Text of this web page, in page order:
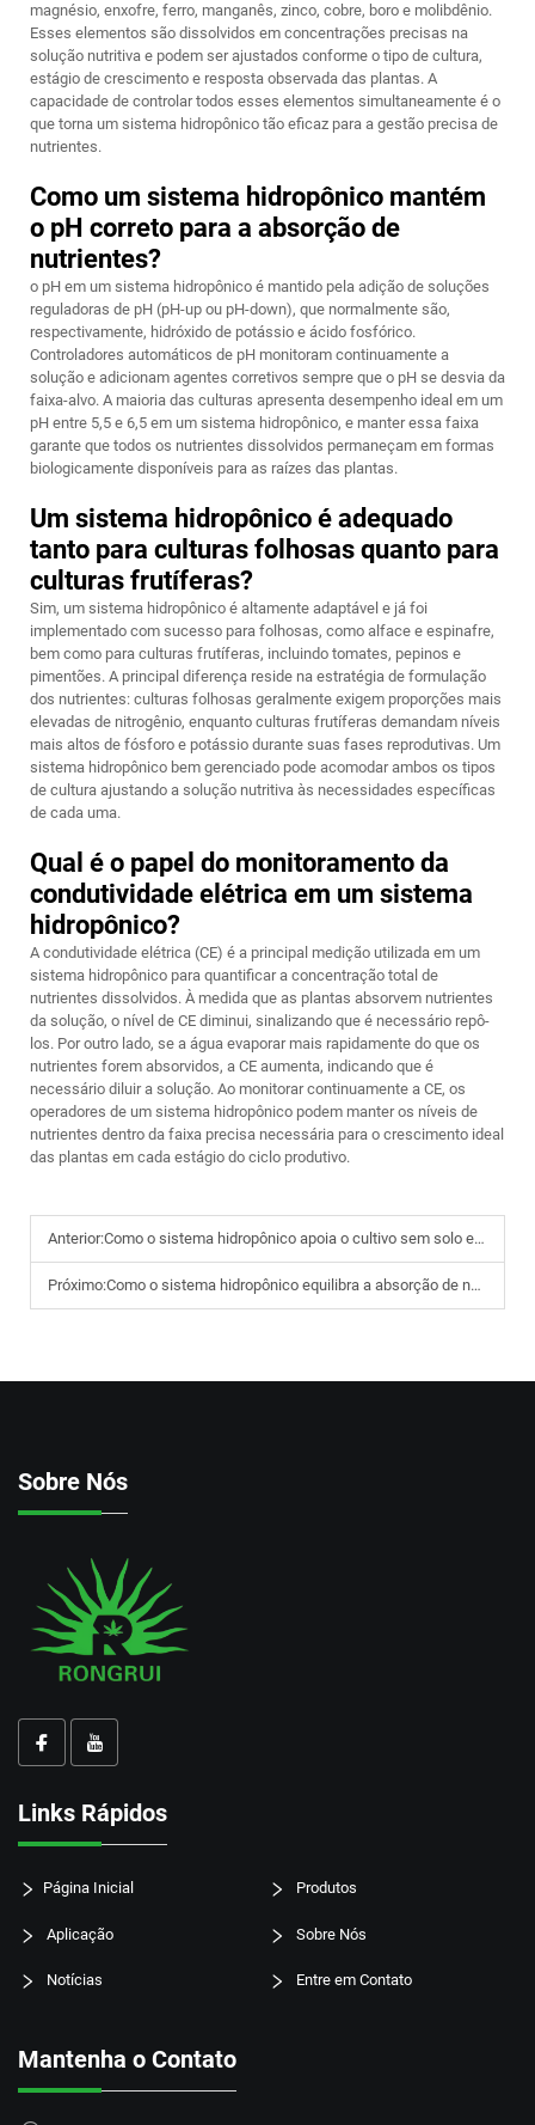
magnésio, enxofre, ferro, manganês, zinco, cobre, boro e molibdênio.
Esses elementos são dissolvidos em concentrações precisas na
solução nutritiva e podem ser ajustados conforme o tipo de cultura,
estágio de crescimento e resposta observada das plantas. A
capacidade de controlar todos esses elementos simultaneamente é o
que torna um sistema hidropônico tão eficaz para a gestão precisa de
nutrientes.
Como um sistema hidropônico mantém
o pH correto para a absorção de
nutrientes?
o pH em um sistema hidropônico é mantido pela adição de soluções
reguladoras de pH (pH-up ou pH-down), que normalmente são,
respectivamente, hidróxido de potássio e ácido fosfórico.
Controladores automáticos de pH monitoram continuamente a
solução e adicionam agentes corretivos sempre que o pH se desvia da
faixa-alvo. A maioria das culturas apresenta desempenho ideal em um
pH entre 5,5 e 6,5 em um sistema hidropônico, e manter essa faixa
garante que todos os nutrientes dissolvidos permaneçam em formas
biologicamente disponíveis para as raízes das plantas.
Um sistema hidropônico é adequado
tanto para culturas folhosas quanto para
culturas frutíferas?
Sim, um sistema hidropônico é altamente adaptável e já foi
implementado com sucesso para folhosas, como alface e espinafre,
bem como para culturas frutíferas, incluindo tomates, pepinos e
pimentões. A principal diferença reside na estratégia de formulação
dos nutrientes: culturas folhosas geralmente exigem proporções mais
elevadas de nitrogênio, enquanto culturas frutíferas demandam níveis
mais altos de fósforo e potássio durante suas fases reprodutivas. Um
sistema hidropônico bem gerenciado pode acomodar ambos os tipos
de cultura ajustando a solução nutritiva às necessidades específicas
de cada uma.
Qual é o papel do monitoramento da
condutividade elétrica em um sistema
hidropônico?
A condutividade elétrica (CE) é a principal medição utilizada em um
sistema hidropônico para quantificar a concentração total de
nutrientes dissolvidos. À medida que as plantas absorvem nutrientes
da solução, o nível de CE diminui, sinalizando que é necessário repô-
los. Por outro lado, se a água evaporar mais rapidamente do que os
nutrientes forem absorvidos, a CE aumenta, indicando que é
necessário diluir a solução. Ao monitorar continuamente a CE, os
operadores de um sistema hidropônico podem manter os níveis de
nutrientes dentro da faixa precisa necessária para o crescimento ideal
das plantas em cada estágio do ciclo produtivo.
Anterior:Como o sistema hidropônico apoia o cultivo sem solo em ambientes agrícolas modernos
Próximo:Como o sistema hidropônico equilibra a absorção de nutrientes entre diferentes tipos de culturas
Sobre Nós
Links Rápidos
Página Inicial Produtos
Aplicação Sobre Nós
Notícias Entre em Contato
Mantenha o Contato